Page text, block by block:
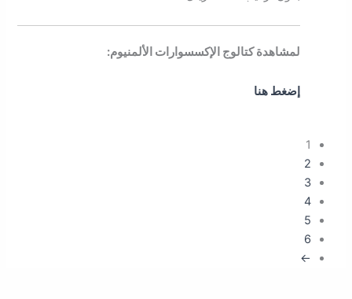
لمشاهدة كتالوج الإكسسوارات الألمنيوم:
إضغط هنا
1
2
3
4
5
6
←